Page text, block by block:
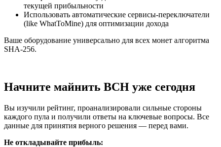
текущей прибыльности
Использовать автоматические сервисы-переключатели
(like WhatToMine) для оптимизации дохода
Ваше оборудование универсально для всех монет алгоритма
SHA-256.
Начните майнить BCH уже сегодня
Вы изучили рейтинг, проанализировали сильные стороны
каждого пула и получили ответы на ключевые вопросы. Все
данные для принятия верного решения — перед вами.
Не откладывайте прибыль: